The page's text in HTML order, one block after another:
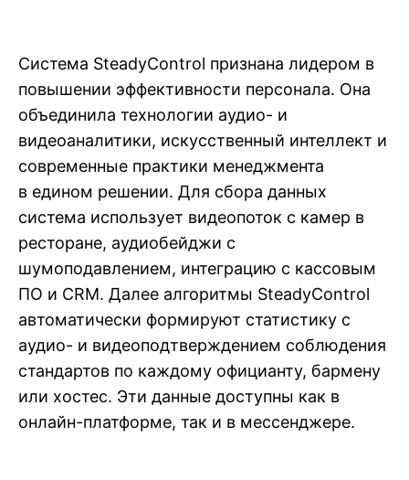
Система SteadyControl признана лидером в
повышении эффективности персонала. Она
объединила технологии аудио- и
видеоаналитики, искусственный интеллект и
современные практики менеджмента
в едином решении. Для сбора данных
система использует видеопоток с камер в
ресторане, аудиобейджи с
шумоподавлением, интеграцию с кассовым
ПО и CRM. Далее алгоритмы SteadyControl
автоматически формируют статистику с
аудио- и видеоподтверждением соблюдения
стандартов по каждому официанту, бармену
или хостес. Эти данные доступны как в
онлайн-платформе, так и в мессенджере.